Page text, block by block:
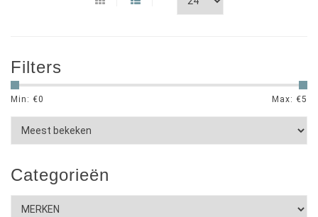
Filters
Min: €0 Max: €5
Categorieën